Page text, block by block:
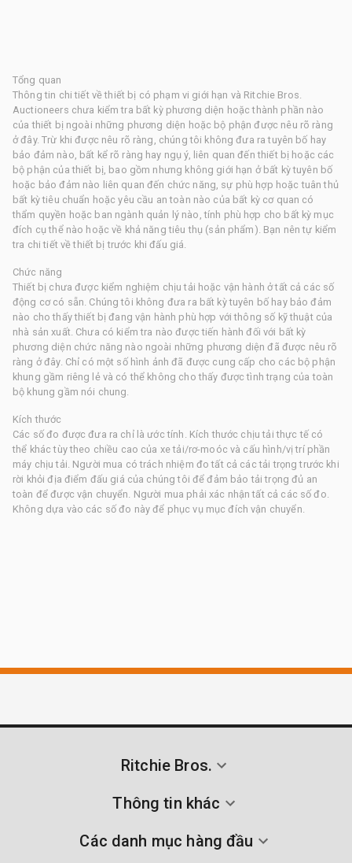
Tổng quan
Thông tin chi tiết về thiết bị có phạm vi giới hạn và Ritchie Bros.
Auctioneers chưa kiểm tra bất kỳ phương diện hoặc thành phần nào
của thiết bị ngoài những phương diện hoặc bộ phận được nêu rõ ràng
ở đây. Trừ khi được nêu rõ ràng, chúng tôi không đưa ra tuyên bố hay
bảo đảm nào, bất kể rõ ràng hay ngụ ý, liên quan đến thiết bị hoặc các
bộ phận của thiết bị, bao gồm nhưng không giới hạn ở bất kỳ tuyên bố
hoặc bảo đảm nào liên quan đến chức năng, sự phù hợp hoặc tuân thủ
bất kỳ tiêu chuẩn hoặc yêu cầu an toàn nào của bất kỳ cơ quan có
thẩm quyền hoặc ban ngành quản lý nào, tính phù hợp cho bất kỳ mục
đích cụ thể nào hoặc về khả năng tiêu thụ (sản phẩm). Bạn nên tự kiểm
tra chi tiết về thiết bị trước khi đấu giá.
Chức năng
Thiết bị chưa được kiểm nghiệm chịu tải hoặc vận hành ở tất cả các số
động cơ có sẵn. Chúng tôi không đưa ra bất kỳ tuyên bố hay bảo đảm
nào cho thấy thiết bị đang vận hành phù hợp với thông số kỹ thuật của
nhà sản xuất. Chưa có kiểm tra nào được tiến hành đối với bất kỳ
phương diện chức năng nào ngoài những phương diện đã được nêu rõ
ràng ở đây. Chỉ có một số hình ảnh đã được cung cấp cho các bộ phận
khung gầm riêng lẻ và có thể không cho thấy được tình trạng của toàn
bộ khung gầm nói chung.
Kích thước
Các số đo được đưa ra chỉ là ước tính. Kích thước chịu tải thực tế có
thể khác tùy theo chiều cao của xe tải/rơ-moóc và cấu hình/vị trí phần
máy chịu tải. Người mua có trách nhiệm đo tất cả các tải trọng trước khi
rời khỏi địa điểm đấu giá của chúng tôi để đảm bảo tải trọng đủ an
toàn để được vận chuyển. Người mua phải xác nhận tất cả các số đo.
Không dựa vào các số đo này để phục vụ mục đích vận chuyển.
Ritchie Bros.
Thông tin khác
Các danh mục hàng đầu